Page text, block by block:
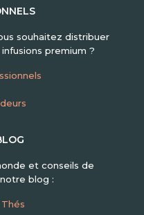
souhaitez distribuer
premium ?
et conseils de
blog :